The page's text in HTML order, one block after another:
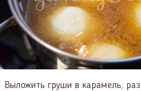
Выложить груши в карамель,